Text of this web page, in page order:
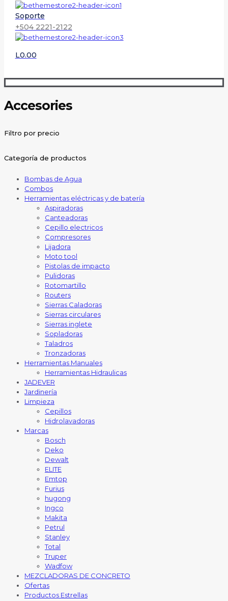
Soporte
+504 2221-2122
L0.00
Accesories
Filtro por precio
Categoría de productos
Bombas de Agua
Combos
Herramientas eléctricas y de batería
Aspiradoras
Canteadoras
Cepillo electricos
Compresores
Lijadora
Moto tool
Pistolas de impacto
Pulidoras
Rotomartillo
Routers
Sierras Caladoras
Sierras circulares
Sierras inglete
Sopladoras
Taladros
Tronzadoras
Herramientas Manuales
Herramientas Hidraulicas
JADEVER
Jardinería
Limpieza
Cepillos
Hidrolavadoras
Marcas
Bosch
Deko
Dewalt
ELITE
Emtop
Furius
hugong
Ingco
Makita
Petrul
Stanley
Total
Truper
Wadfow
MEZCLADORAS DE CONCRETO
Ofertas
Productos Estrellas